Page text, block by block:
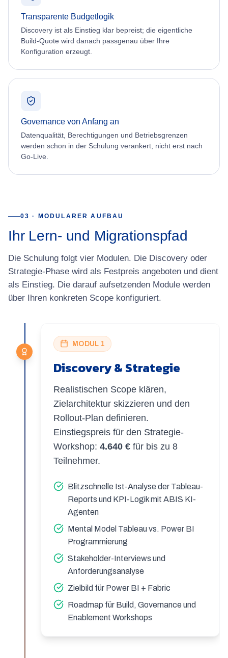
Transparente Budgetlogik
Discovery ist als Einstieg klar bepreist; die eigentliche
Build-Quote wird danach passgenau über Ihre
Konfiguration erzeugt.
Governance von Anfang an
Datenqualität, Berechtigungen und Betriebsgrenzen
werden schon in der Schulung verankert, nicht erst nach
Go-Live.
03 · MODULARER AUFBAU
Ihr Lern- und Migrationspfad
Die Schulung folgt vier Modulen. Die Discovery oder
Strategie-Phase wird als Festpreis angeboten und dient
als Einstieg. Die darauf aufsetzenden Module werden
über Ihren konkreten Scope konfiguriert.
MODUL 1
Discovery & Strategie
Realistischen Scope klären,
Zielarchitektur skizzieren und den
Rollout-Plan definieren.
Einstiegspreis für den Strategie-
Workshop: 4.640 € für bis zu 8
Teilnehmer.
Blitzschnelle Ist-Analyse der Tableau-
Reports und KPI-Logik mit ABIS KI-
Agenten
Mental Model Tableau vs. Power BI
Programmierung
Stakeholder-Interviews und
Anforderungsanalyse
Zielbild für Power BI + Fabric
Roadmap für Build, Governance und
Enablement Workshops